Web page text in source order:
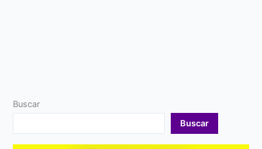
Buscar
Buscar